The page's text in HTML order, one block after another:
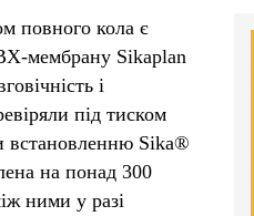
повного кола є
мембрану Sikaplan
і
під тиском
встановленню Sika®
на понад 300
ними у разі